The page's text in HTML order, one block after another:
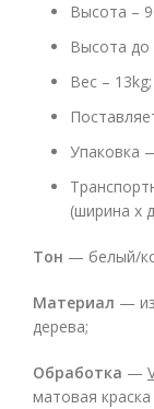
Высота –
Высота до
Вес – 13kg;
Упаковка
(ширина x
Тон — белый/
Материал —
дерева;
Обработка —
матовая